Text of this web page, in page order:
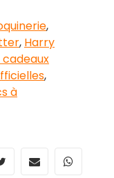
,
, Harry
cadeaux
,
à